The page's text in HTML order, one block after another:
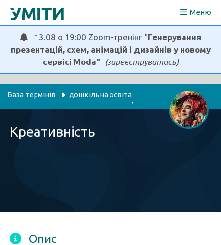
Перейти
Меню
13.08 о 19:00 Zoom-тренінг "Генерування
презентацій, схем, анімацій і дизайнів у новому
сервісі Moda"
(зареєструватись)
База термінів дошкільна освіта
,
я досліджую світ
Креативність
Опис